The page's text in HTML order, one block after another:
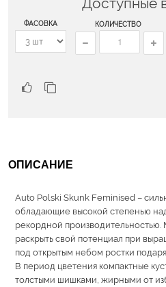
ФАСОВКА КОЛИЧЕСТВО
ОПИСАНИЕ
Auto Polski Skunk Feminised –
обладающие высокой степенью
рекордной производительностью.
раскрыть свой потенциал при
под открытым небом ростки
В период цветения компактные
толстыми шишками, жирными от